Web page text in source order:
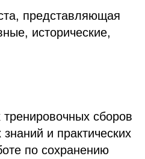
представляющая
исторические,
сборов
и практических
по сохранению